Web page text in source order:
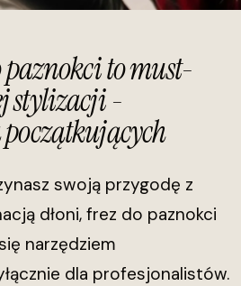
paznokci to must-
stylizacji -
swoją przygodę z
dłoni, frez do paznokci
narzędziem
dla profesjonalistów.